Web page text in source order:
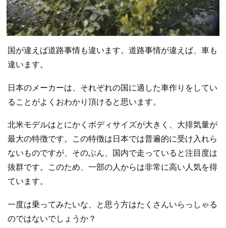
国が違えば道路事情も違います。道路事情が違えば、車も
違います。
日本のメーカーは、それぞれの国に適した車作りをしてい
ることがよくおわかり頂けると思います。
北米モデルはとにかくボディサイズが大きく、大排気量が
最大の特徴です。この特徴は日本では普遍的に受け入れら
ないものですが、そのぶん、国内で走っていると注目度は
抜群です。このため、一部の人からは非常に高い人気を得
ています。
一度は乗ってみたいな、と思う方はたくさんいらっしゃる
のではないでしょうか？